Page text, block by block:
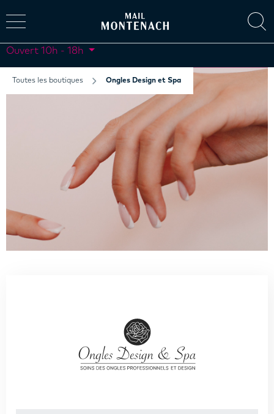
Ouvert 10h - 18h
Toutes les boutiques Ongles Design et Spa